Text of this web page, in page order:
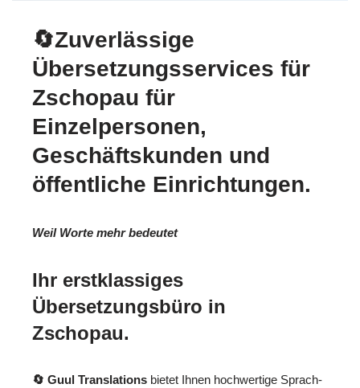
🔄Zuverlässige
Übersetzungsservices für
Zschopau für
Einzelpersonen,
Geschäftskunden und
öffentliche Einrichtungen.
Weil Worte mehr bedeutet
Ihr erstklassiges
Übersetzungsbüro in
Zschopau.
🔄 Guul Translations bietet Ihnen hochwertige Sprach-